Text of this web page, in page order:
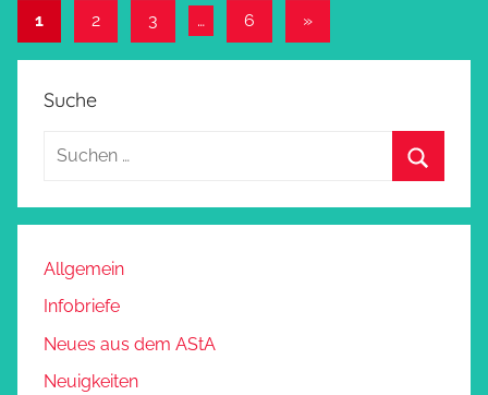
Beitragsnavigation
1 2 3 … 6
Nächste
Beiträge
»
Suche
Allgemein
Infobriefe
Neues aus dem AStA
Neuigkeiten